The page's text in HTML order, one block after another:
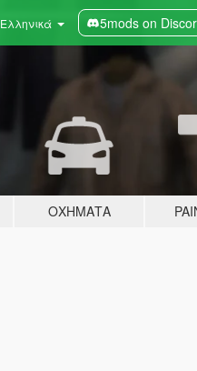
Ελληνικά 5mods on
ΟΧΉΜΑΤΑ